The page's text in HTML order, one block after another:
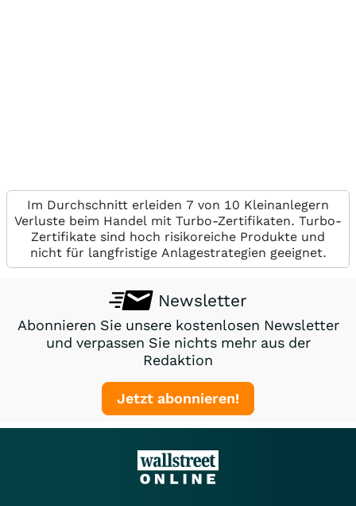
Im Durchschnitt erleiden 7 von 10 Kleinanlegern
Verluste beim Handel mit Turbo-Zertifikaten. Turbo-
Zertifikate sind hoch risikoreiche Produkte und
nicht für langfristige Anlagestrategien geeignet.
Newsletter
Abonnieren Sie unsere kostenlosen Newsletter
und verpassen Sie nichts mehr aus der
Redaktion
Jetzt abonnieren!